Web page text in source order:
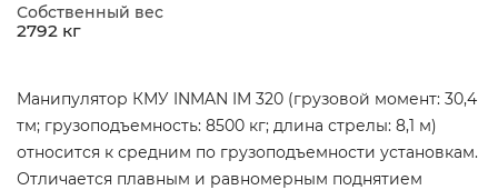
Собственный вес
2792 кг
Манипулятор КМУ INMAN IM 320 (грузовой момент: 30,4
тм; грузоподъемность: 8500 кг; длина стрелы: 8,1 м)
относится к средним по грузоподъемности установкам.
Отличается плавным и равномерным поднятием